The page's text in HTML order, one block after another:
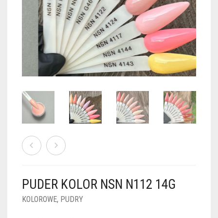
PUDRY BROKATOWE
PUDRY Z DROBINKAMI
PUDRY KOLOR PUR
PUDRY BUDUJĄCE
PUDRY DO FRENCH
PUDRY GALAXY
PUDRY SPARKLE
PUDRY TERMICZNE
PUDRY ŚWIECĄCE
FOIL DIP
PUDER KOLOR NSN N112 14G
KOLOROWE, PUDRY